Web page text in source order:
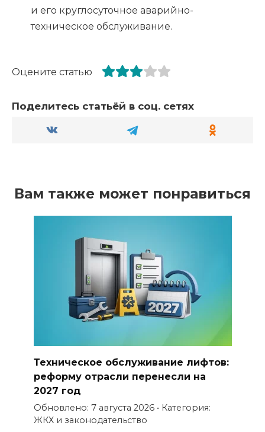
и его круглосуточное аварийно-
техническое обслуживание.
Оцените статью
Поделитесь статьёй в соц. сетях
Вам также может понравиться
Техническое обслуживание лифтов:
реформу отрасли перенесли на
2027 год
Обновлено: 7 августа 2026 • Категория:
ЖКХ и законодательство